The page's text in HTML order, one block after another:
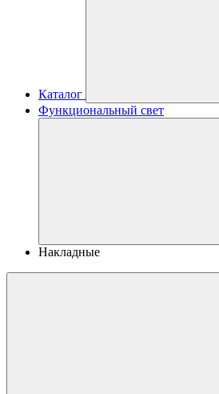
Каталог
Функциональный свет
Накладные